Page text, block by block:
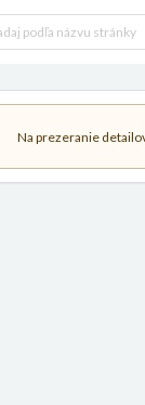
Na prezeranie